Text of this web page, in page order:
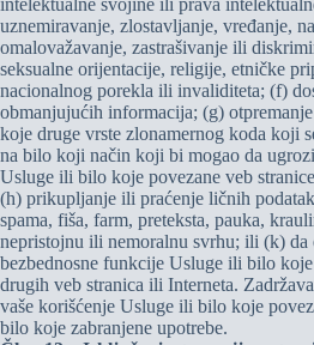
intelektualne svojine ili prava
uznemiravanje, zlostavljanje, vređanje,
omalovažavanje, zastrašivanje ili
seksualne orijentacije, religije, etničke
nacionalnog porekla ili invaliditeta; (f)
obmanjujućih informacija; (g)
koje druge vrste zlonamernog koda koji
na bilo koji način koji bi mogao da
Usluge ili bilo koje povezane veb
(h) prikupljanje ili praćenje ličnih
spama, fiša, farm, preteksta, pauka,
nepristojnu ili nemoralnu svrhu; ili (k) da
bezbednosne funkcije Usluge ili bilo
drugih veb stranica ili Interneta.
vaše korišćenje Usluge ili bilo koje
bilo koje zabranjene upotrebe.